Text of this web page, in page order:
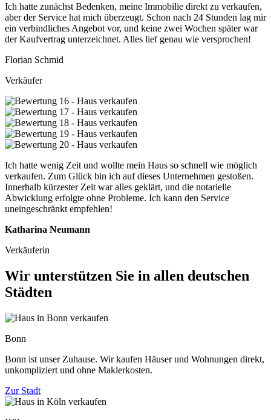
Ich hatte zunächst Bedenken, meine Immobilie direkt zu verkaufen,
aber der Service hat mich überzeugt. Schon nach 24 Stunden lag mir
ein verbindliches Angebot vor, und keine zwei Wochen später war
der Kaufvertrag unterzeichnet. Alles lief genau wie versprochen!
Florian Schmid
Verkäufer
Ich hatte wenig Zeit und wollte mein Haus so schnell wie möglich
verkaufen. Zum Glück bin ich auf dieses Unternehmen gestoßen.
Innerhalb kürzester Zeit war alles geklärt, und die notarielle
Abwicklung erfolgte ohne Probleme. Ich kann den Service
uneingeschränkt empfehlen!
Katharina Neumann
Verkäuferin
Wir unterstützen Sie in allen deutschen
Städten
Bonn
Bonn ist unser Zuhause. Wir kaufen Häuser und Wohnungen direkt,
unkompliziert und ohne Maklerkosten.
Zur Stadt